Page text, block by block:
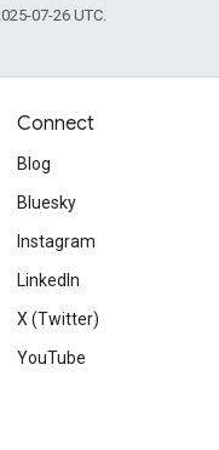
07-26 UTC.
Connect
Blog
Bluesky
Instagram
LinkedIn
X (Twitter)
YouTube